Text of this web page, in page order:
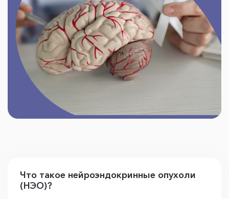
Что такое нейроэндокринные опухоли
(НЭО)?